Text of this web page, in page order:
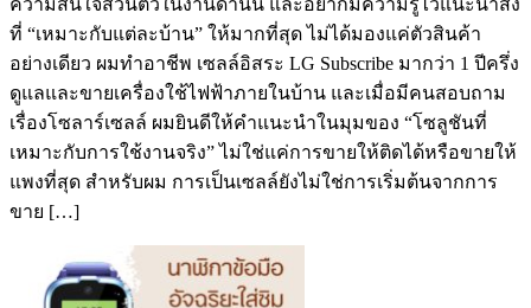
ที่ “เหมาะกับแต่ละบ้าน” ให้มากที่สุด ไม่ได้มองแค่ตัวสินค้า
อย่างเดียว ผมทำอาชีพ เซลล์อิสระ LG Subscribe มากว่า 1 ปีครึ่ง
ดูแลและขายเครื่องใช้ไฟฟ้าภายในบ้าน และเมื่อมีคนสอบถาม
เรื่องโซลาร์เซลล์ ผมยินดีให้คำแนะนำในมุมของ “โซลูชันที่
เหมาะกับการใช้งานจริง” ไม่ใช่แค่การขายให้ติดได้หรือขายให้
แพงที่สุด สำหรับผม การเป็นเซลล์ยังไม่ใช่การเริ่มต้นจากการ
ขาย […]